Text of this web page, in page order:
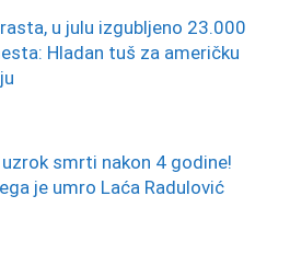
u julu izgubljeno 23.000
Hladan tuš za američku
smrti nakon 4 godine!
je umro Laća Radulović